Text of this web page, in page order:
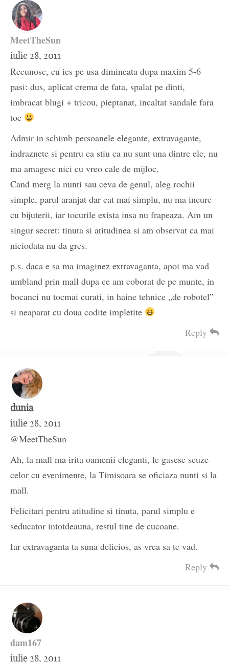
MeetTheSun
iulie 28, 2011
Recunosc, eu ies pe usa dimineata dupa maxim 5-6
pasi: dus, aplicat crema de fata, spalat pe dinti,
imbracat blugi + tricou, pieptanat, incaltat sandale fara
toc
Admir in schimb persoanele elegante, extravagante,
indraznete si pentru ca stiu ca nu sunt una dintre ele, nu
ma amagesc nici cu vreo cale de mijloc.
Cand merg la nunti sau ceva de genul, aleg rochii
simple, parul aranjat dar cat mai simplu, nu ma incurc
cu bijuterii, iar tocurile exista insa nu frapeaza. Am un
singur secret: tinuta si atitudinea si am observat ca mai
niciodata nu da gres.
p.s. daca e sa ma imaginez extravaganta, apoi ma vad
umbland prin mall dupa ce am coborat de pe munte, in
bocanci nu tocmai curati, in haine tehnice „de robotel”
si neaparat cu doua codite impletite
Reply
dunia
iulie 28, 2011
@MeetTheSun
Ah, la mall ma irita oamenii eleganti, le gasesc scuze
celor cu evenimente, la Timisoara se oficiaza nunti si la
mall.
Felicitari pentru atitudine si tinuta, parul simplu e
seducator intotdeauna, restul tine de cucoane.
Iar extravaganta ta suna delicios, as vrea sa te vad.
Reply
dam167
iulie 28, 2011